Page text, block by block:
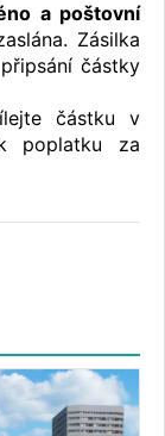
a poštovní
Zásilka
částky
částku v
poplatku za